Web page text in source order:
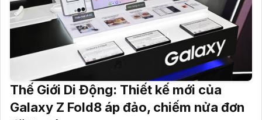
Thế Giới Di Động: Thiết kế mới của
Galaxy Z Fold8 áp đảo, chiếm nửa đơn